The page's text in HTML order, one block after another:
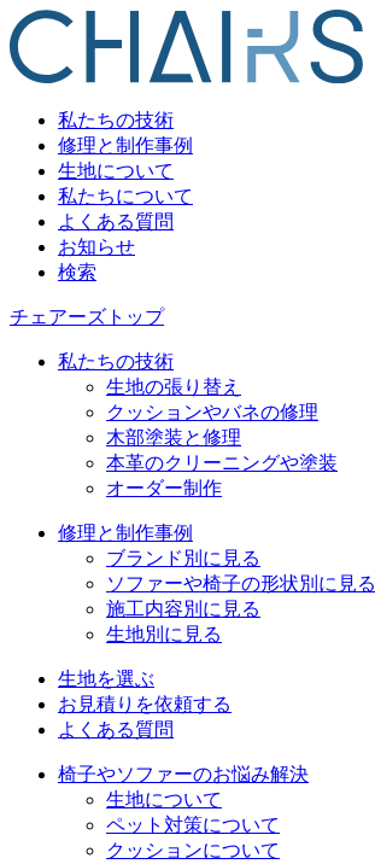
私たちの技術
修理と制作事例
生地について
私たちについて
よくある質問
お知らせ
検索
チェアーズトップ
私たちの技術
生地の張り替え
クッションやバネの修理
木部塗装と修理
本革のクリーニングや塗装
オーダー制作
修理と制作事例
ブランド別に見る
ソファーや椅子の形状別に見る
施工内容別に見る
生地別に見る
生地を選ぶ
お見積りを依頼する
よくある質問
椅子やソファーのお悩み解決
生地について
ペット対策について
クッションについて